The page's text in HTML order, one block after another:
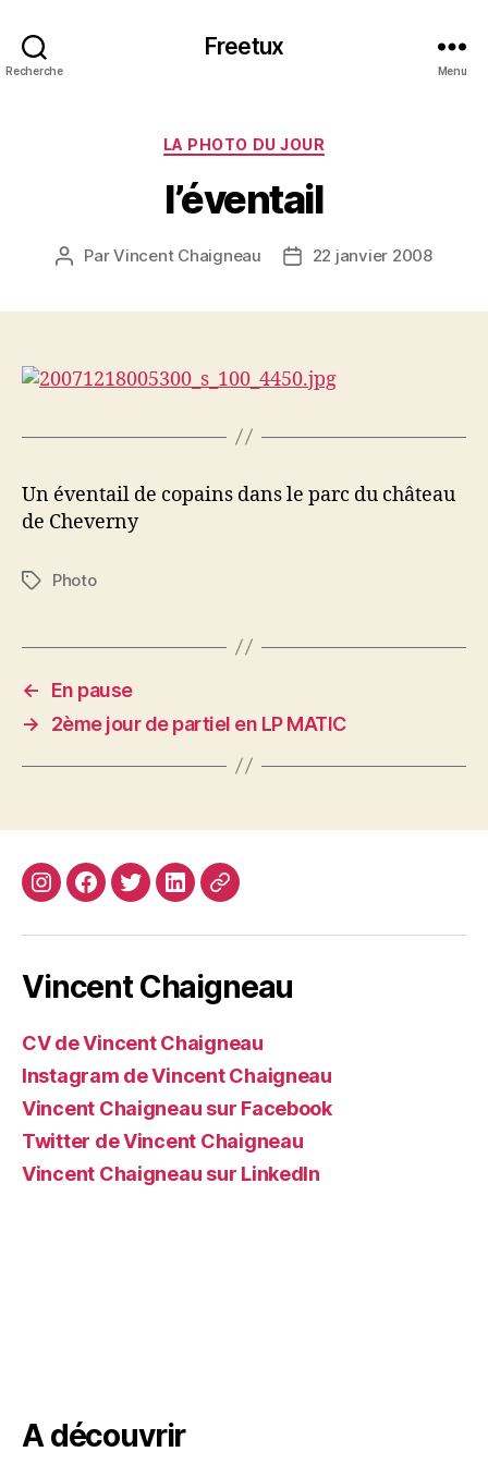
Recherche
Freetux
Menu
Catégories
LA PHOTO DU JOUR
l’éventail
Auteur
ParVincent Chaigneau
Date22 janvier 2008
Un éventail de copains dans le parc du château
de Cheverny
Étiquettes
Photo
←
En pause
→
2ème jour de partiel en LP MATIC
InstagramFacebook
TwitterLinkedin
Site
Vincent Chaigneau
CV de Vincent Chaigneau
Instagram de Vincent Chaigneau
Vincent Chaigneau sur Facebook
Twitter de Vincent Chaigneau
Vincent Chaigneau sur LinkedIn
A découvrir